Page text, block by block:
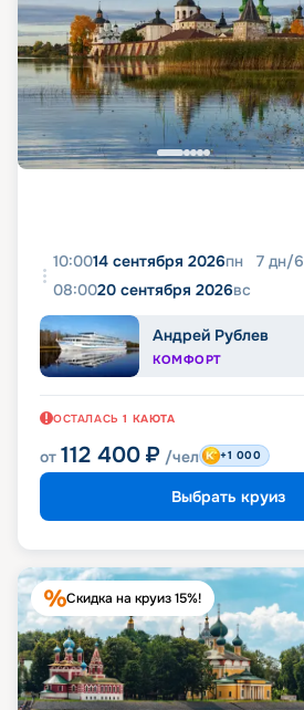
10:0014 сентября 2026пн 7 дн/6
08:0020 сентября 2026вс
Андрей Рублев
КОМФОРТ
ОСТАЛАСЬ 1 КАЮТА
от 112 400 ₽ /чел +1 000
Выбрать круиз
Скидка на круиз 15%!